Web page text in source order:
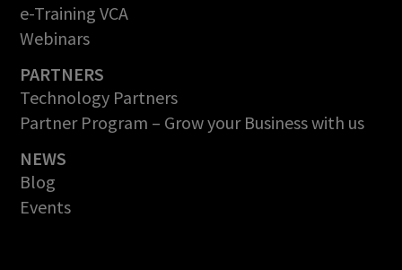
e-Training VCA
Webinars
PARTNERS
Technology Partners
Partner Program – Grow your Business with us
NEWS
Blog
Events